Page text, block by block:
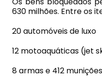
630 milhões. Entre os
20 automóveis de luxo
12 motoaquáticas (jet
8 armas e 412 munições